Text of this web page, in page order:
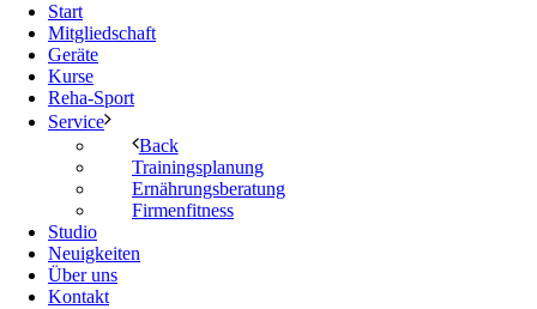
Start
Mitgliedschaft
Geräte
Kurse
Reha-Sport
Service
Back
Trainingsplanung
Ernährungsberatung
Firmenfitness
Studio
Neuigkeiten
Über uns
Kontakt